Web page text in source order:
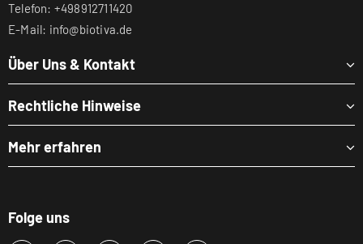
Telefon: +498912711420
E-Mail: info@biotiva.de
Über Uns & Kontakt
Rechtliche Hinweise
Mehr erfahren
Folge uns